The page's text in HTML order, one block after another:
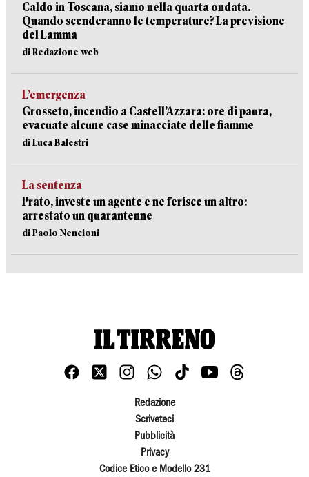
Caldo in Toscana, siamo nella quarta ondata.
Quando scenderanno le temperature? La previsione
del Lamma
di Redazione web
L’emergenza
Grosseto, incendio a Castell’Azzara: ore di paura,
evacuate alcune case minacciate delle fiamme
di Luca Balestri
La sentenza
Prato, investe un agente e ne ferisce un altro:
arrestato un quarantenne
di Paolo Nencioni
Redazione
Scriveteci
Pubblicità
Privacy
Codice Etico e Modello 231